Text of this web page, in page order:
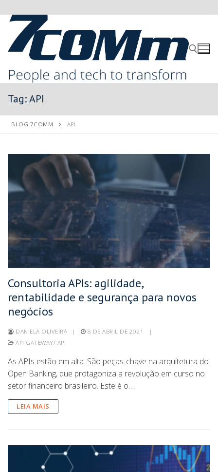
Tag:API
BLOG 7COMM API
Consultoria APIs: agilidade,
rentabilidade e segurança para novos
negócios
DANIELA OLIVEIRA | 8 DE ABRIL DE 2021
|
API GATEWAY/ API
As APIs estão em alta. São peças-chave na arquitetura do
Open Banking, que protagoniza a revolução em curso no
setor financeiro brasileiro. Este é o…
LEIA MAIS